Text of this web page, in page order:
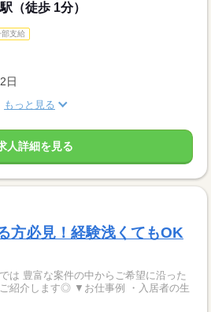
（徒歩 1分）
部支給
日
もっと見る
人詳細を見る
方必見！経験浅くてもOK
は 豊富な案件の中からご希望に沿った
お仕事例 ・入居者の生